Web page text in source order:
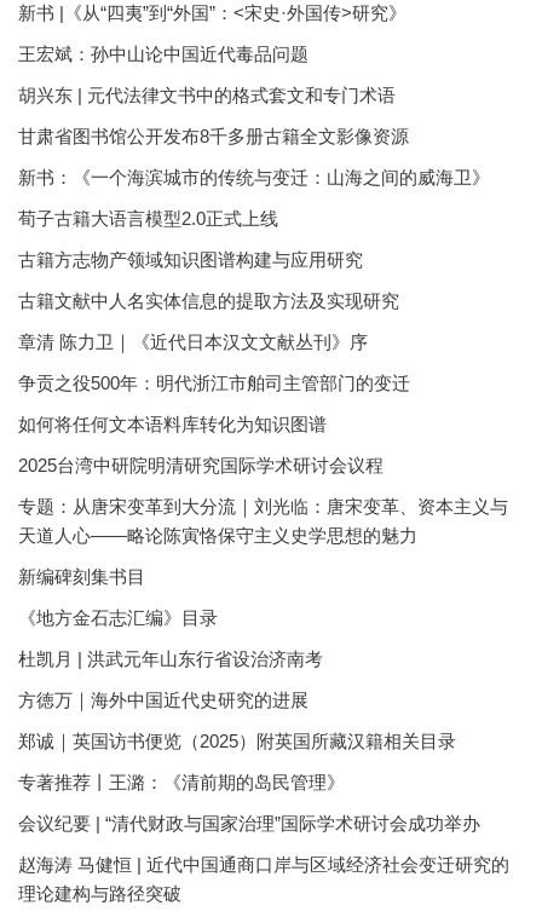
新书 |《从“四夷”到“外国”：<宋史·外国传>研究》
王宏斌：孙中山论中国近代毒品问题
胡兴东 | 元代法律文书中的格式套文和专门术语
甘肃省图书馆公开发布8千多册古籍全文影像资源
新书：《一个海滨城市的传统与变迁：山海之间的威海卫》
荀子古籍大语言模型2.0正式上线
古籍方志物产领域知识图谱构建与应用研究
古籍文献中人名实体信息的提取方法及实现研究
章清 陈力卫｜《近代日本汉文文献丛刊》序
争贡之役500年：明代浙江市舶司主管部门的变迁
如何将任何文本语料库转化为知识图谱
2025台湾中研院明清研究国际学术研讨会议程
专题：从唐宋变革到大分流｜刘光临：唐宋变革、资本主义与
天道人心——略论陈寅恪保守主义史学思想的魅力
新编碑刻集书目
《地方金石志汇编》目录
杜凯月 | 洪武元年山东行省设治济南考
方徳万｜海外中国近代史研究的进展
郑诚｜英国访书便览（2025）附英国所藏汉籍相关目录
专著推荐丨王潞：《清前期的岛民管理》
会议纪要 | “清代财政与国家治理”国际学术研讨会成功举办
赵海涛 马健恒 | 近代中国通商口岸与区域经济社会变迁研究的
理论建构与路径突破